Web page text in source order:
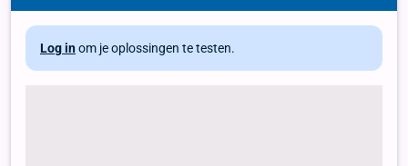
Log in om je oplossingen te testen.